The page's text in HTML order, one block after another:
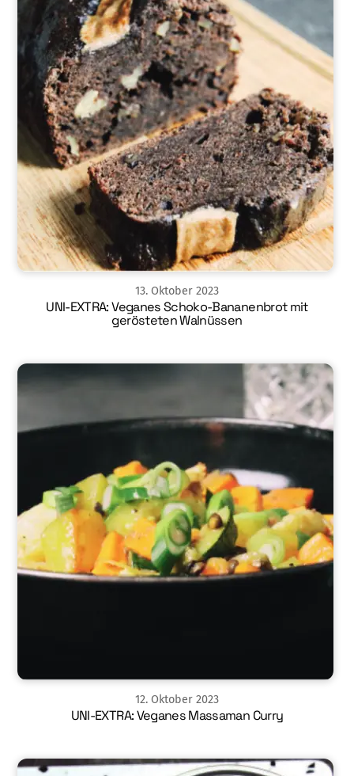
13. Oktober 2023
UNI-EXTRA: Veganes Schoko-Bananenbrot mit
gerösteten Walnüssen
12. Oktober 2023
UNI-EXTRA: Veganes Massaman Curry